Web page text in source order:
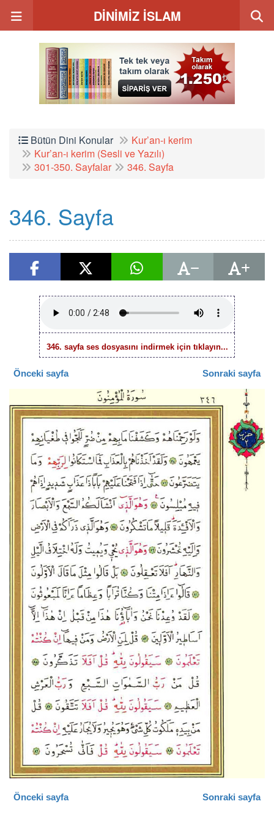
DİNİMİZ İSLAM
Bütün Dini Konular
Kur’an-ı kerim
Kur’an-ı kerim (Sesli ve Yazılı)
301-350. Sayfalar
346. Sayfa
346. Sayfa
346. sayfa ses dosyasını indirmek için tıklayın...
Önceki sayfa Sonraki sayfa
Önceki sayfa Sonraki sayfa